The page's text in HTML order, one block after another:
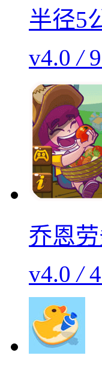
半径5
v4.0/
乔恩
v4.0/